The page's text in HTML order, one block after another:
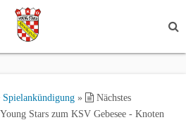
Spielankündigung »
Nächstes
Stars zum KSV Gebesee - Knoten